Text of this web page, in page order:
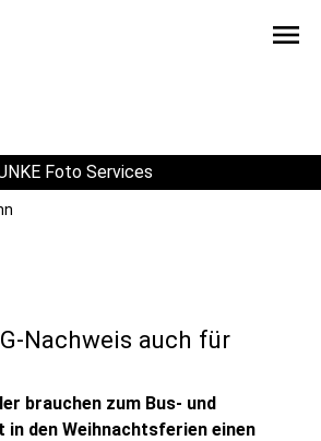
menu
Foto Services
Nachweis auch für
brauchen zum Bus- und
in den Weihnachtsferien einen